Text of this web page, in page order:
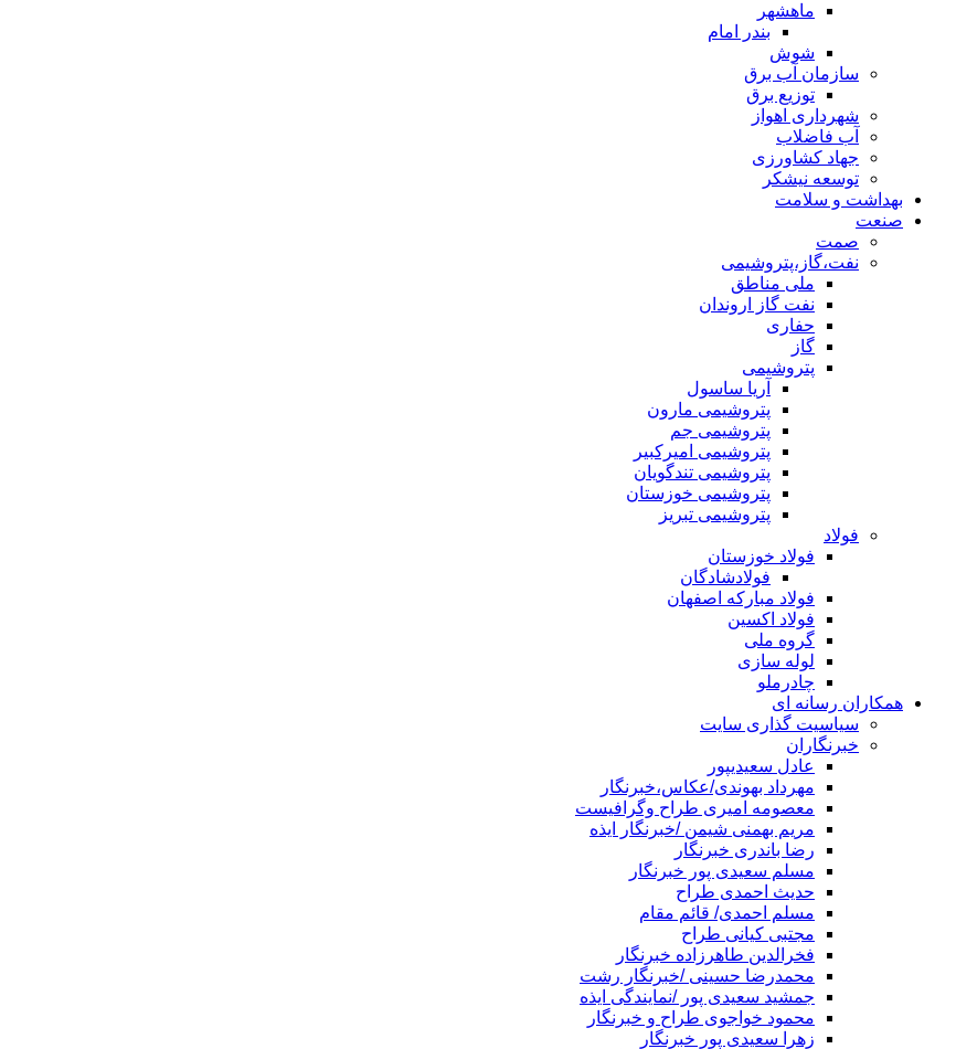
ماهشهر
بندر امام
شوش
سازمان آب برق
توزیع برق
شهرداری اهواز
آب فاضلاب
جهاد کشاورزی
توسعه نیشکر
بهداشت و سلامت
صنعت
صمت
نفت،گاز،پتروشیمی
ملی مناطق
نفت گاز اروندان
حفاری
گاز
پتروشیمی
آریا ساسول
پتروشیمی مارون
پتروشیمی جم
پتروشیمی امیرکبیر
پتروشیمی تندگویان
پتروشیمی خوزستان
پتروشیمی تبریز
فولاد
فولاد خوزستان
فولادشادگان
فولاد مبارکه اصفهان
فولاد اکسین
گروه ملی
لوله سازی
چادرملو
همکاران رسانه ای
سیاسیت گذاری سایت
خبرنگاران
عادل سعیدیپور
مهرداد بهوندی/عکاس،خبرنگار
معصومه امیری طراح وگرافیست
مریم بهمنی شیمن /خبرنگار ایذه
رضا باندری خبرنگار
مسلم سعیدی پور خبرنگار
حدیث احمدی طراح
مسلم احمدی/ قائم مقام
مجتبی کیانی طراح
فخرالدین طاهرزاده خبرنگار
محمدرضا حسینی /خبرنگار رشت
جمشید سعیدی پور /نمایندگی ایذه
محمود خواجوی طراح و خبرنگار
زهرا سعیدی پور خبرنگار